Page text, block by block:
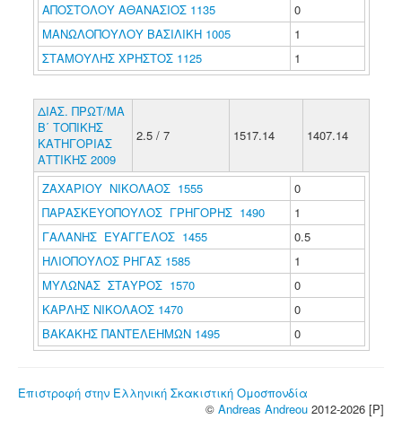
ΑΠΟΣΤΟΛΟΥ ΑΘΑΝΑΣΙΟΣ 1135
0
ΜΑΝΩΛΟΠΟΥΛΟΥ ΒΑΣΙΛΙΚΗ 1005
1
ΣΤΑΜΟΥΛΗΣ ΧΡΗΣΤΟΣ 1125
1
ΔΙΑΣ. ΠΡΩΤ/ΜΑ
Β΄ ΤΟΠΙΚΗΣ
ΚΑΤΗΓΟΡΙΑΣ
ΑΤΤΙΚΗΣ 2009
2.5 / 7 1517.14 1407.14
ΖΑΧΑΡΙΟΥ ΝΙΚΟΛΑΟΣ 1555
0
ΠΑΡΑΣΚΕΥΟΠΟΥΛΟΣ ΓΡΗΓΟΡΗΣ 1490
1
ΓΑΛΑΝΗΣ ΕΥΑΓΓΕΛΟΣ 1455
0.5
ΗΛΙΟΠΟΥΛΟΣ ΡΗΓΑΣ 1585
1
ΜΥΛΩΝΑΣ ΣΤΑΥΡΟΣ 1570
0
ΚΑΡΛΗΣ ΝΙΚΟΛΑΟΣ 1470
0
ΒΑΚΑΚΗΣ ΠΑΝΤΕΛΕΗΜΩΝ 1495
0
Επιστροφή στην Ελληνική Σκακιστική Ομοσπονδία
© Andreas Andreou 2012-2026 [P]